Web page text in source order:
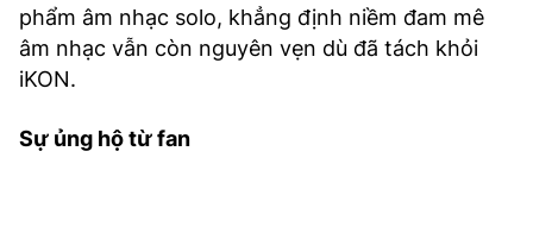
phẩm âm nhạc solo, khẳng định niềm đam mê
âm nhạc vẫn còn nguyên vẹn dù đã tách khỏi
iKON.
Sự ủng hộ từ fan